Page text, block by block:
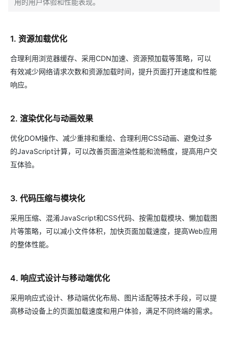
1. 资源加载优化
合理利用浏览器缓存、采用CDN加速、资源预加载等策略，可以
有效减少网络请求次数和资源加载时间，提升页面打开速度和性能
响应。
2. 渲染优化与动画效果
优化DOM操作、减少重排和重绘、合理利用CSS动画、避免过多
的JavaScript计算，可以改善页面渲染性能和流畅度，提高用户交
互体验。
3. 代码压缩与模块化
采用压缩、混淆JavaScript和CSS代码、按需加载模块、懒加载图
片等策略，可以减小文件体积，加快页面加载速度，提高Web应用
的整体性能。
4. 响应式设计与移动端优化
采用响应式设计、移动端优化布局、图片适配等技术手段，可以提
高移动设备上的页面加载速度和用户体验，满足不同终端的需求。